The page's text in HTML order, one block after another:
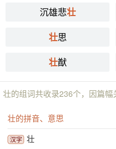
沉雄悲壮
壮思
壮猷
壮的组词共收录236个，因篇
壮的拼音、意思
汉字 壮